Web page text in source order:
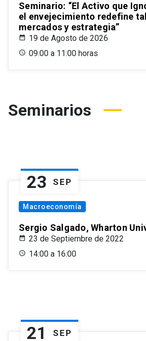
Seminario: “El Activo que
el envejecimiento redefine
mercados y estrategia”
19 de Agosto de 2026
09:00 a 11:00 horas
Seminarios
23 SEP
Macroeconomía
Sergio Salgado, Wharton
23 de Septiembre de 2022
14:00 a 16:00
21 SEP